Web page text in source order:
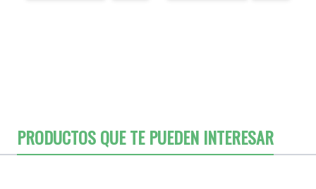
PRODUCTOS QUE TE PUEDEN INTERESAR